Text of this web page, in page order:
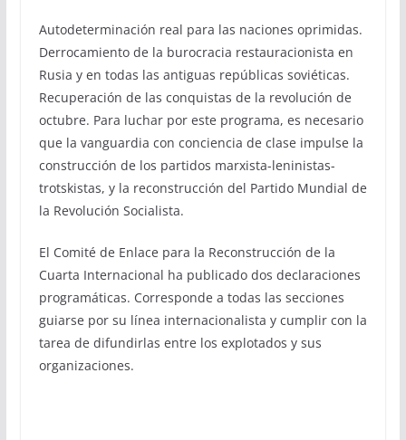
Autodeterminación real para las naciones oprimidas.
Derrocamiento de la burocracia restauracionista en
Rusia y en todas las antiguas repúblicas soviéticas.
Recuperación de las conquistas de la revolución de
octubre. Para luchar por este programa, es necesario
que la vanguardia con conciencia de clase impulse la
construcción de los partidos marxista-leninistas-
trotskistas, y la reconstrucción del Partido Mundial de
la Revolución Socialista.
El Comité de Enlace para la Reconstrucción de la
Cuarta Internacional ha publicado dos declaraciones
programáticas. Corresponde a todas las secciones
guiarse por su línea internacionalista y cumplir con la
tarea de difundirlas entre los explotados y sus
organizaciones.